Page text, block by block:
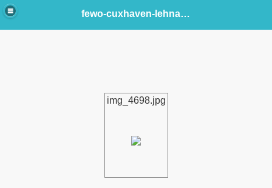
fewo-cuxhaven-lehnacker
img_4698.jpg